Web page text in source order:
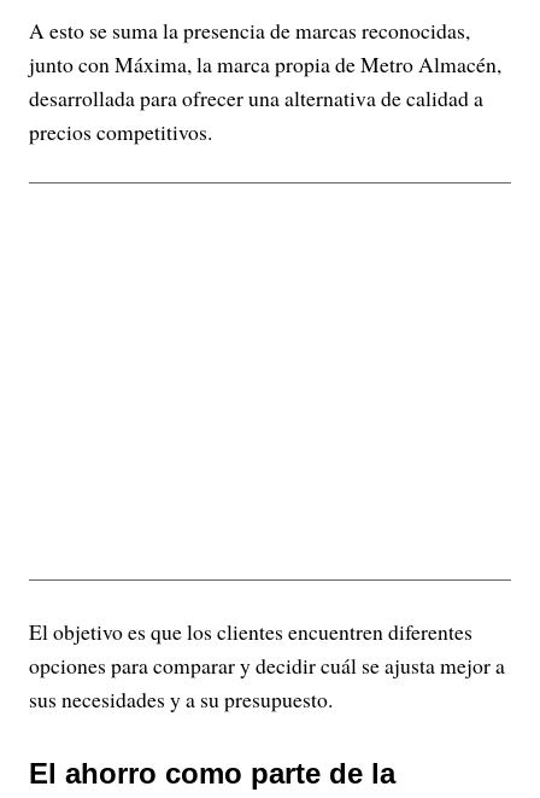
A esto se suma la presencia de marcas reconocidas,
junto con Máxima, la marca propia de Metro Almacén,
desarrollada para ofrecer una alternativa de calidad a
precios competitivos.
El objetivo es que los clientes encuentren diferentes
opciones para comparar y decidir cuál se ajusta mejor a
sus necesidades y a su presupuesto.
El ahorro como parte de la